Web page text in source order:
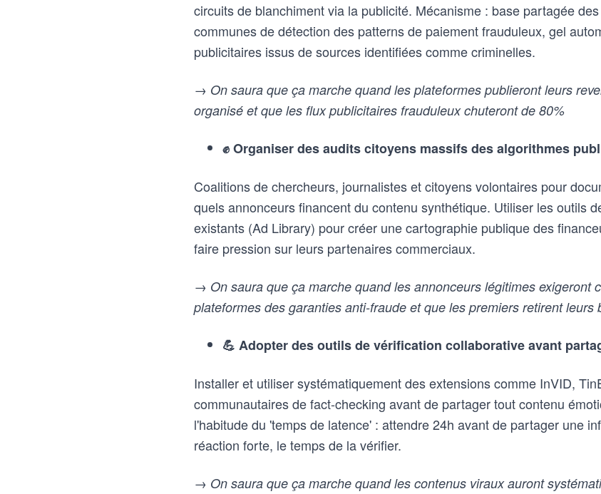
circuits de blanchiment via la publicité. Mécanisme : base partagée
communes de détection des patterns de paiement frauduleux, gel
publicitaires issus de sources identifiées comme criminelles.
→ On saura que ça marche quand les plateformes publieront leurs
organisé et que les flux publicitaires frauduleux chuteront de 80%
✊ Organiser des audits citoyens massifs des algorithmes
Coalitions de chercheurs, journalistes et citoyens volontaires pour
quels annonceurs financent du contenu synthétique. Utiliser les outils
existants (Ad Library) pour créer une cartographie publique des
faire pression sur leurs partenaires commerciaux.
→ On saura que ça marche quand les annonceurs légitimes exigeront
plateformes des garanties anti-fraude et que les premiers retirent leurs
💪 Adopter des outils de vérification collaborative avant
Installer et utiliser systématiquement des extensions comme InVID,
communautaires de fact-checking avant de partager tout contenu
l'habitude du 'temps de latence' : attendre 24h avant de partager une
réaction forte, le temps de la vérifier.
→ On saura que ça marche quand les contenus viraux auront